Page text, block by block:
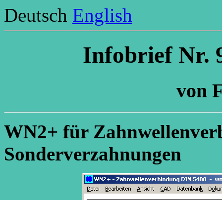
Deutsch English
Infobrief Nr.
von
WN2+ für
Sonderverzahnungen